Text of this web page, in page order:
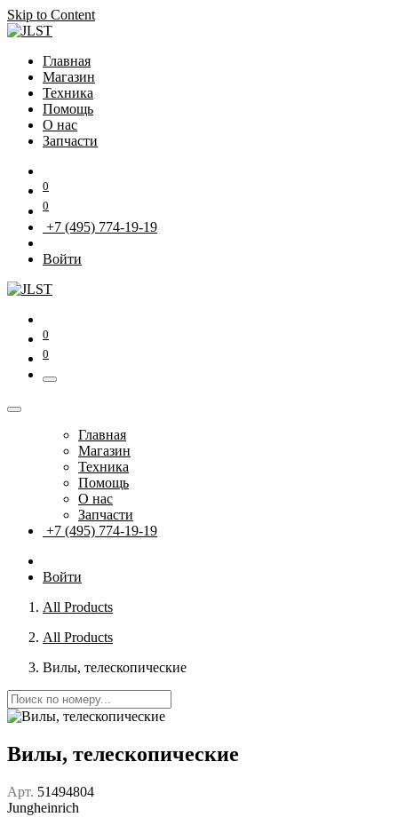
Skip to Content
Главная
Магазин
Техника
Помощь
О нас
Запчасти
0
0
+7 (495) 774-19-19
Войти
0
0
Главная
Магазин
Техника
Помощь
О нас
Запчасти
+7 (495) 774-19-19
Войти
All Products
All Products
Вилы, телескопические
Вилы, телескопические
Арт. 51494804
Jungheinrich